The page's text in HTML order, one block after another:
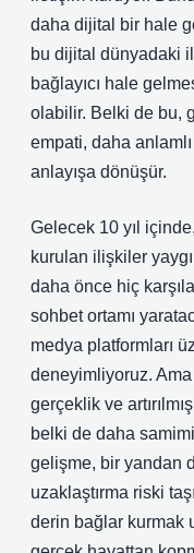
daha dijital bir hale
bu dijital dünyadaki
bağlayıcı hale
olabilir. Belki de bu,
empati, daha
anlayışa dönüşür.
Gelecek 10 yıl
kurulan ilişkiler
daha önce hiç
sohbet ortamı
medya platformları
deneyimliyoruz. Ama
gerçeklik ve
belki de daha
gelişme, bir yandan
uzaklaştırma riski
derin bağlar kurmak